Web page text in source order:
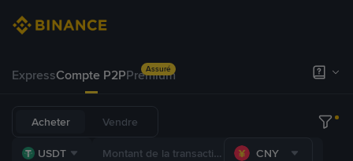
ExpressCompte P2PPremium
Assuré
Acheter Vendre
USDT CNY